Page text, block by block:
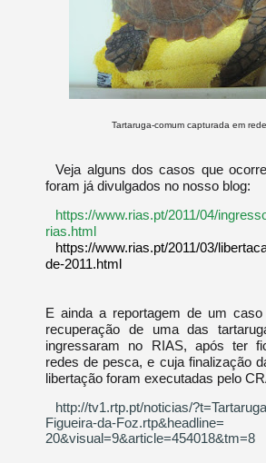
Tartaruga-comum capturada em
Veja alguns dos casos que
foram já divulgados no nosso blog:
https://www.rias.pt/2011/04/
rias.html
https://www.rias.pt/2011/03/
de-2011.html
E ainda a reportagem de um
recuperação de uma das
ingressaram no RIAS, após ter
redes de pesca, e cuja finalização
libertação foram executadas pelo
http://tv1.rtp.pt/noticias/?t=
Figueira-da-Foz.rtp&headline=
20&visual=9&article=454018&tm=8